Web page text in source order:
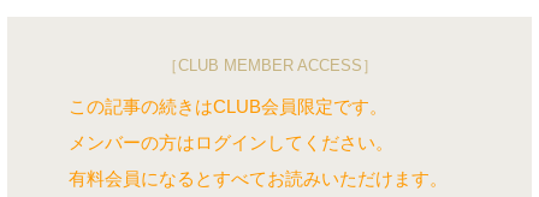
［CLUB MEMBER ACCESS］
この記事の続きはCLUB会員限定です。
メンバーの方はログインしてください。
有料会員になるとすべてお読みいただけます。